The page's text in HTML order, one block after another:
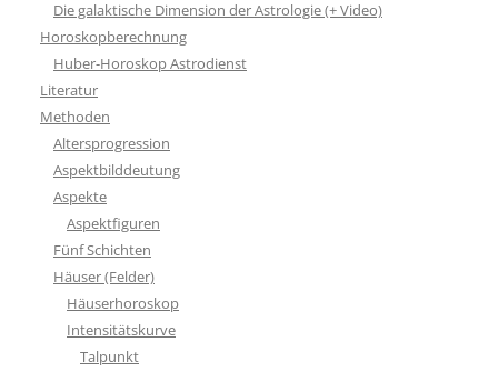
Die galaktische Dimension der Astrologie (+ Video)
Horoskopberechnung
Huber-Horoskop Astrodienst
Literatur
Methoden
Altersprogression
Aspektbilddeutung
Aspekte
Aspektfiguren
Fünf Schichten
Häuser (Felder)
Häuserhoroskop
Intensitätskurve
Talpunkt